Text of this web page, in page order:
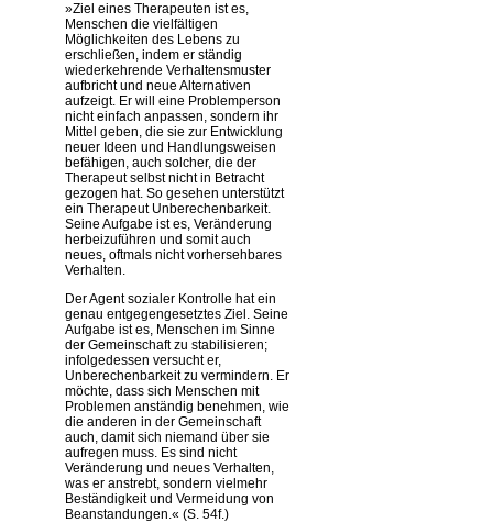
»Ziel eines Therapeuten ist es,
Menschen die vielfältigen
Möglichkeiten des Lebens zu
erschließen, indem er ständig
wiederkehrende Verhaltensmuster
aufbricht und neue Alternativen
aufzeigt. Er will eine Problemperson
nicht einfach anpassen, sondern ihr
Mittel geben, die sie zur Entwicklung
neuer Ideen und Handlungsweisen
befähigen, auch solcher, die der
Therapeut selbst nicht in Betracht
gezogen hat. So gesehen unterstützt
ein Therapeut Unberechenbarkeit.
Seine Aufgabe ist es, Veränderung
herbeizuführen und somit auch
neues, oftmals nicht vorhersehbares
Verhalten.
Der Agent sozialer Kontrolle hat ein
genau entgegengesetztes Ziel. Seine
Aufgabe ist es, Menschen im Sinne
der Gemeinschaft zu stabilisieren;
infolgedessen versucht er,
Unberechenbarkeit zu vermindern. Er
möchte, dass sich Menschen mit
Problemen anständig benehmen, wie
die anderen in der Gemeinschaft
auch, damit sich niemand über sie
aufregen muss. Es sind nicht
Veränderung und neues Verhalten,
was er anstrebt, sondern vielmehr
Beständigkeit und Vermeidung von
Beanstandungen.« (S. 54f.)